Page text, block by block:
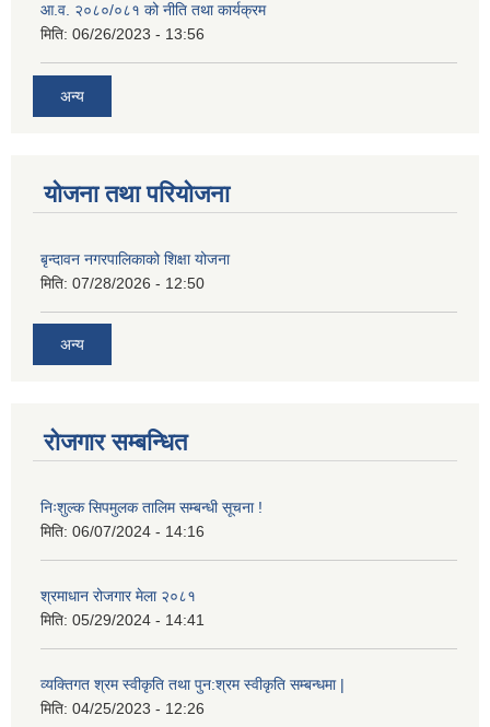
आ.व. २०८०/०८१ को नीति तथा कार्यक्रम
मिति: 06/26/2023 - 13:56
अन्य
योजना तथा परियोजना
बृन्दावन नगरपालिकाको शिक्षा योजना
मिति: 07/28/2026 - 12:50
अन्य
रोजगार सम्बन्धित
निःशुल्क सिपमुलक तालिम सम्बन्धी सूचना !
मिति: 06/07/2024 - 14:16
श्रमाधान रोजगार मेला २०८१
मिति: 05/29/2024 - 14:41
व्यक्तिगत श्रम स्वीकृति तथा पुन:श्रम स्वीकृति सम्बन्धमा |
मिति: 04/25/2023 - 12:26